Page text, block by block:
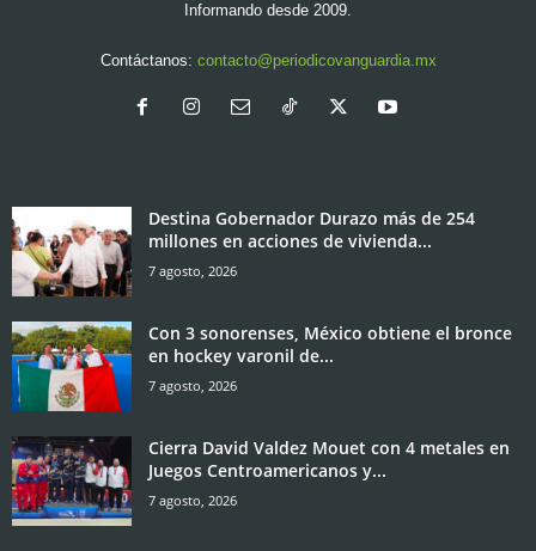
Informando desde 2009.
Contáctanos: contacto@periodicovanguardia.mx
Destina Gobernador Durazo más de 254
millones en acciones de vivienda...
7 agosto, 2026
Con 3 sonorenses, México obtiene el bronce
en hockey varonil de...
7 agosto, 2026
Cierra David Valdez Mouet con 4 metales en
Juegos Centroamericanos y...
7 agosto, 2026